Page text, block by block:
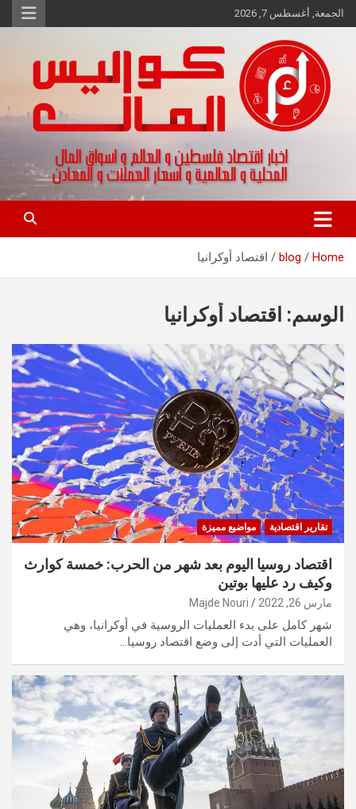
Skip
to
الجمعة, أغسطس 7, 2026
كواليس المال
اخبار اقتصاد فلسطين و العالم و تقارير اسواق المال و العملات
Home
blog اقتصاد أوكرانيا
الوسم: اقتصاد أوكرانيا
تقارير اقتصادية مواضيع مميزة
اقتصاد روسيا اليوم بعد شهر من الحرب: خمسة كوارث
وكيف رد عليها بوتين
مارس 26, 2022 Majde Nouri
شهر كامل على بدء العمليات الروسية في أوكرانيا، وهي
العمليات التي أدت إلى وضع اقتصاد روسيا…